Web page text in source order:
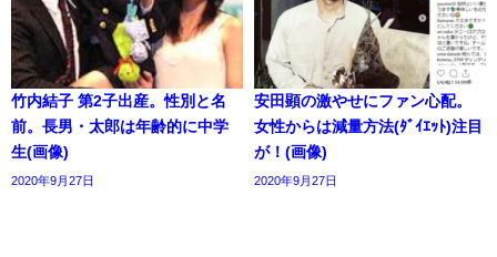
竹内結子 第2子出産。性別と名
前。長男・太郎は年齢的に中学
生(画像)
2020年9月27日
安田顕の激やせにファン心配。
女性からは減量方法(ﾀﾞｲｴｯﾄ)注目
が！(画像)
2020年9月27日